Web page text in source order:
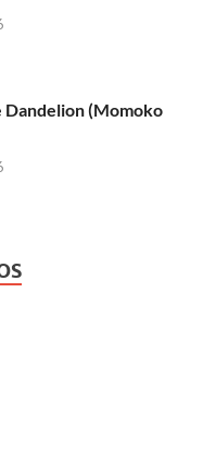
Dandelion (Momoko